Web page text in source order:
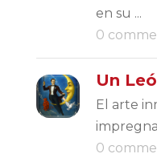
en su ...
0
Un
El arte
0